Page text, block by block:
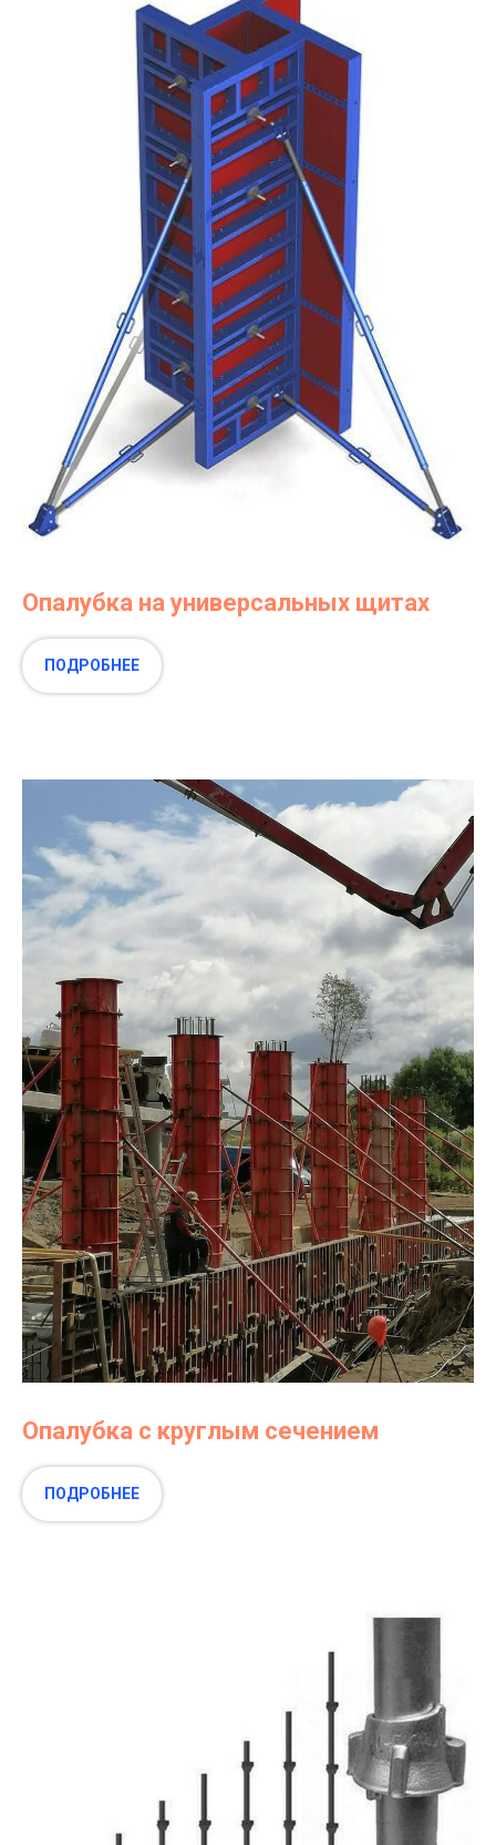
Опалубка на универсальных щитах
ПОДРОБНЕЕ
Опалубка с круглым сечением
ПОДРОБНЕЕ